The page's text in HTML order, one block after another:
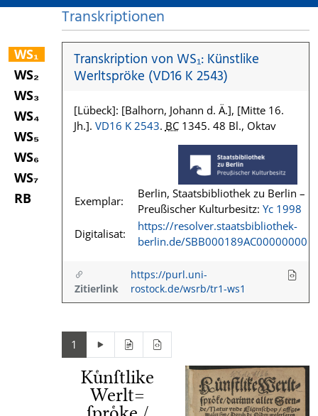
WS₁
WS₂
WS₃
WS₄
WS₅
WS₆
WS₇
RB
Transkriptionen
Transkription von WS₁: Künstlike
Werltspröke (VD16 K 2543)
[Lübeck]: [Balhorn, Johann d. Ä.], [Mitte 16.
Jh.]. VD16 K 2543. BC1345. 48 Bl., Oktav
Exemplar:
Berlin, Staatsbibliothek zu Berlin –
Preußischer Kulturbesitz: Yc 1998
Digitalisat:
https://resolver.staatsbibliothek-
berlin.de/SBB000189AC00000000
Zitierlink
https://purl.uni-
rostock.de/wsrb/tr1-ws1
1
Kuͤnſtlike
Werlt=